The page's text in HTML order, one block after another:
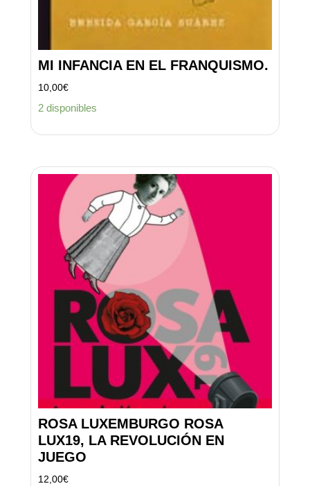
MI INFANCIA EN EL FRANQUISMO.
10,00€
2 disponibles
ROSA LUXEMBURGO ROSA
LUX19, LA REVOLUCIÓN EN
JUEGO
12,00€